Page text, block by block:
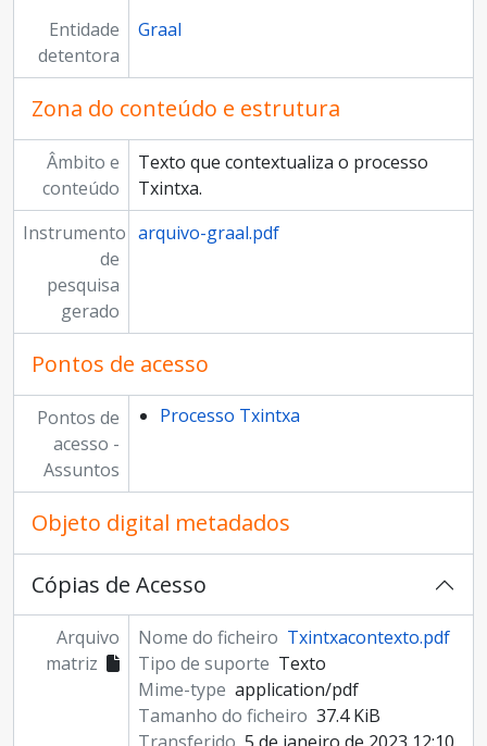
Entidade
detentora
Graal
Zona do conteúdo e estrutura
Âmbito e
conteúdo
Texto que contextualiza o processo
Txintxa.
Instrumento
de
pesquisa
gerado
arquivo-graal.pdf
Pontos de acesso
Pontos de
acesso -
Assuntos
Processo Txintxa
Objeto digital metadados
Cópias de Acesso
Arquivo
matriz
Nome do ficheiro Txintxacontexto.pdf
Tipo de suporte Texto
Mime-type application/pdf
Tamanho do ficheiro 37.4 KiB